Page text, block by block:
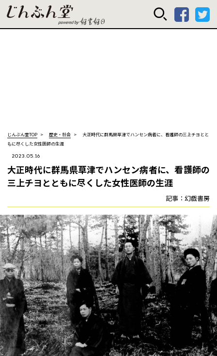
じんぶん堂
じんぶん堂TOP 歴史・社会
大正時代に群馬県草津でハンセン病者に、看護師の三上チヨとと
もに尽くした女性医師の生涯
2023.05.16
大正時代に群馬県草津でハンセン病者に、看護師の
三上チヨとともに尽くした女性医師の生涯
記事：幻戯書房